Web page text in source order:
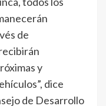
de
y
dice
de Desarrollo